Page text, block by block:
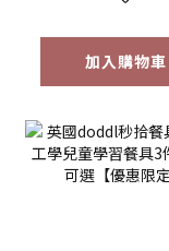
加入購物車